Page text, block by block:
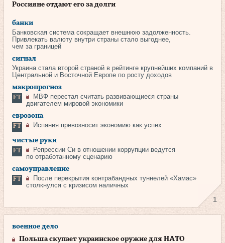
Россияне отдают его за долги
банки
Банковская система сокращает внешнюю задолженность.
Привлекать валюту внутри страны стало выгоднее,
чем за границей
сигнал
Украина стала второй страной в рейтинге крупнейших компаний в
Центральной и Восточной Европе по росту доходов
макропрогноз
МВФ перестал считать развивающиеся страны
двигателем мировой экономики
еврозона
Испания превозносит экономию как успех
чистые руки
Репрессии Си в отношении коррупции ведутся
по отработанному сценарию
самоуправление
После перекрытия контрабандных туннелей «Хамас»
столкнулся с кризисом наличных
1
военное дело
Польша скупает украинское оружие для НАТО